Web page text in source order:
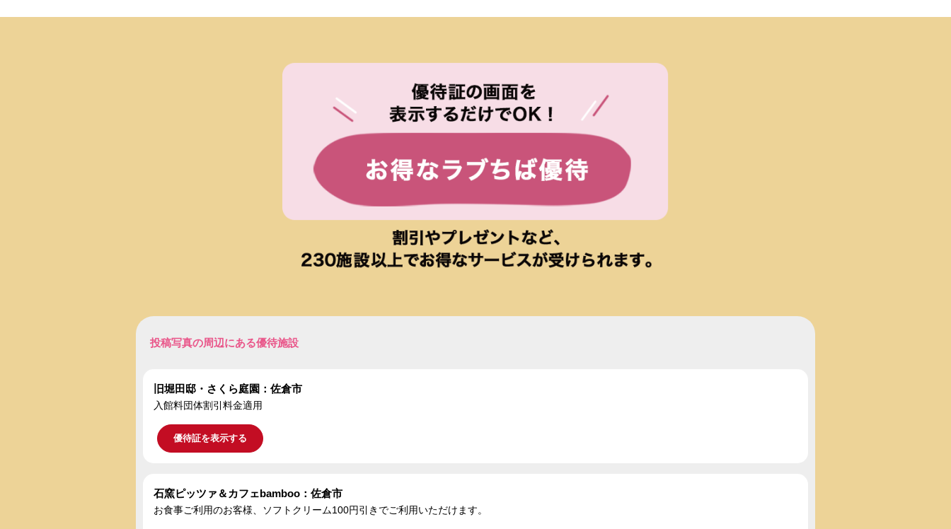
投稿写真の周辺にある優待施設
旧堀田邸・さくら庭園：佐倉市
入館料団体割引料金適用
優待証を表示する
石窯ピッツァ＆カフェbamboo：佐倉市
お食事ご利用のお客様、ソフトクリーム100円引きでご利用いただけます。